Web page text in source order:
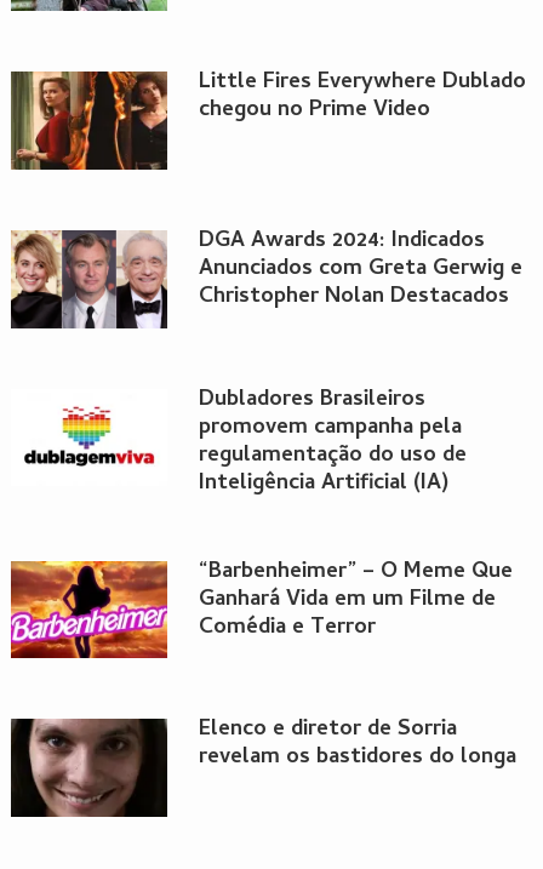
Little Fires Everywhere Dublado
chegou no Prime Video
DGA Awards 2024: Indicados
Anunciados com Greta Gerwig e
Christopher Nolan Destacados
Dubladores Brasileiros
promovem campanha pela
regulamentação do uso de
Inteligência Artificial (IA)
“Barbenheimer” – O Meme Que
Ganhará Vida em um Filme de
Comédia e Terror
Elenco e diretor de Sorria
revelam os bastidores do longa